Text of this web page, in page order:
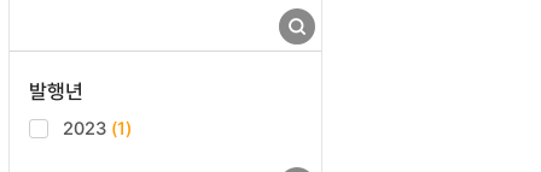
발행년
2023 (1)